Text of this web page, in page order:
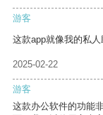
游客
这款app就像我的私人
2025-02-22
游客
这款办公软件的功能